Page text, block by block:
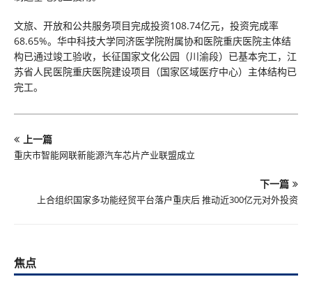
文旅、开放和公共服务项目完成投资108.74亿元，投资完成率
68.65%。华中科技大学同济医学院附属协和医院重庆医院主体结
构已通过竣工验收，长征国家文化公园（川渝段）已基本完工，江
苏省人民医院重庆医院建设项目（国家区域医疗中心）主体结构已
完工。
上一篇
重庆市智能网联新能源汽车芯片产业联盟成立
下一篇
上合组织国家多功能经贸平台落户重庆后 推动近300亿元对外投资
焦点